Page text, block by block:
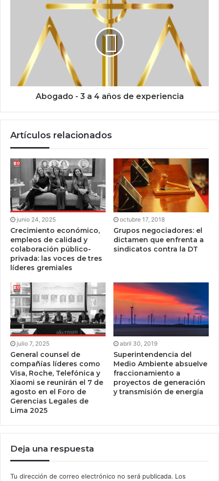
Abogado - 3 a 4 años de experiencia
Artículos relacionados
junio 24, 2025
Crecimiento económico,
empleos de calidad y
colaboración público-
privada: las voces de tres
líderes gremiales
octubre 17, 2018
Grupos negociadores: el
dictamen que enfrenta a
sindicatos contra la DT
julio 7, 2025
General counsel de
compañías líderes como
Visa, Roche, Telefónica y
Xiaomi se reunirán el 7 de
agosto en el Foro de
Gerencias Legales de
Lima 2025
abril 30, 2019
Superintendencia del
Medio Ambiente absuelve
fraccionamiento a
proyectos de generación
y transmisión de energía
Deja una respuesta
Tu dirección de correo electrónico no será publicada. Los